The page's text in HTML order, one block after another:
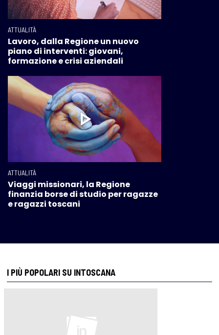
ATTUALITÀ
Lavoro, dalla Regione un nuovo
piano di interventi: giovani,
formazione e crisi aziendali
ATTUALITÀ
Viaggi missionari, la Regione
finanzia borse di studio per ragazze
e ragazzi toscani
I PIÙ POPOLARI SU INTOSCANA